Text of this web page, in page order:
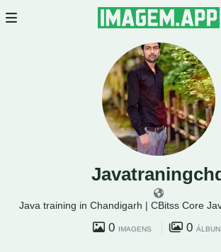
Java training in Chandigarh | CBitss Core
0 IMAGENS 0